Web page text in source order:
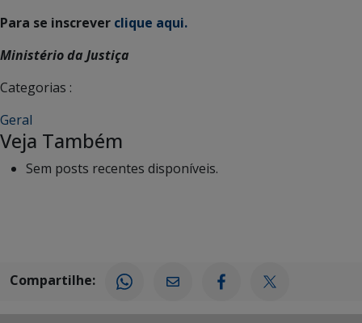
Para se inscrever clique aqui.
Ministério da Justiça
Categorias :
Geral
Veja Também
Sem posts recentes disponíveis.
Compartilhe: